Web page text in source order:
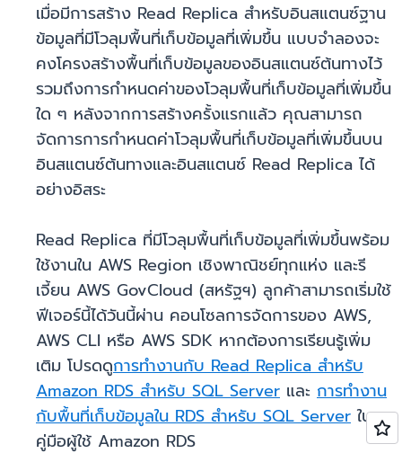
เมื่อมีการสร้าง Read Replica สำหรับอินสแตนซ์ฐาน
ข้อมูลที่มีโวลุมพื้นที่เก็บข้อมูลที่เพิ่มขึ้น แบบจำลองจะ
คงโครงสร้างพื้นที่เก็บข้อมูลของอินสแตนซ์ต้นทางไว้
รวมถึงการกำหนดค่าของโวลุมพื้นที่เก็บข้อมูลที่เพิ่มขึ้น
ใด ๆ หลังจากการสร้างครั้งแรกแล้ว คุณสามารถ
จัดการการกำหนดค่าโวลุมพื้นที่เก็บข้อมูลที่เพิ่มขึ้นบน
อินสแตนซ์ต้นทางและอินสแตนซ์ Read Replica ได้
อย่างอิสระ
Read Replica ที่มีโวลุมพื้นที่เก็บข้อมูลที่เพิ่มขึ้นพร้อม
ใช้งานใน AWS Region เชิงพาณิชย์ทุกแห่ง และรี
เจี้ยน AWS GovCloud (สหรัฐฯ) ลูกค้าสามารถเริ่มใช้
ฟีเจอร์นี้ได้วันนี้ผ่าน คอนโซลการจัดการของ AWS,
AWS CLI หรือ AWS SDK หากต้องการเรียนรู้เพิ่ม
เติม โปรดดูการทำงานกับ Read Replica สำหรับ
Amazon RDS สำหรับ SQL Server และ การทำงาน
กับพื้นที่เก็บข้อมูลใน RDS สำหรับ SQL Server ใน
คู่มือผู้ใช้ Amazon RDS